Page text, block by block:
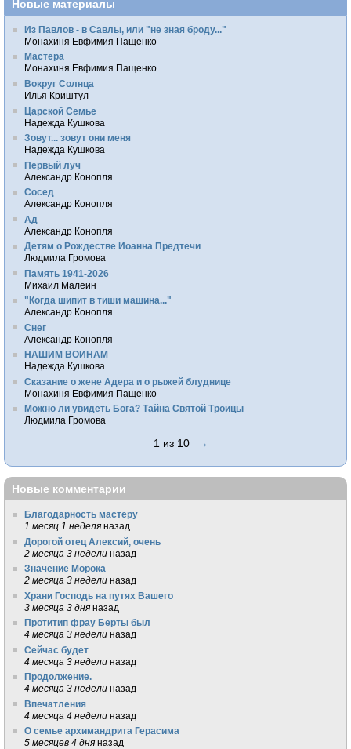
Новые материалы
Из Павлов - в Савлы, или "не зная броду..."
Монахиня Евфимия Пащенко
Мастера
Монахиня Евфимия Пащенко
Вокруг Солнца
Илья Криштул
Царской Семье
Надежда Кушкова
Зовут... зовут они меня
Надежда Кушкова
Первый луч
Александр Конопля
Сосед
Александр Конопля
Ад
Александр Конопля
Детям о Рождестве Иоанна Предтечи
Людмила Громова
Память 1941-2026
Михаил Малеин
"Когда шипит в тиши машина..."
Александр Конопля
Снег
Александр Конопля
НАШИМ ВОИНАМ
Надежда Кушкова
Сказание о жене Адера и о рыжей блуднице
Монахиня Евфимия Пащенко
Можно ли увидеть Бога? Тайна Святой Троицы
Людмила Громова
1 из 10 →
Новые комментарии
Благодарность мастеру
1 месяц 1 неделя назад
Дорогой отец Алексий, очень
2 месяца 3 недели назад
Значение Морока
2 месяца 3 недели назад
Храни Господь на путях Вашего
3 месяца 3 дня назад
Протитип фрау Берты был
4 месяца 3 недели назад
Сейчас будет
4 месяца 3 недели назад
Продолжение.
4 месяца 3 недели назад
Впечатления
4 месяца 4 недели назад
О семье архимандрита Герасима
5 месяцев 4 дня назад